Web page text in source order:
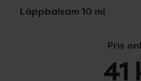
Läppbalsam 10 ml
Pris
41